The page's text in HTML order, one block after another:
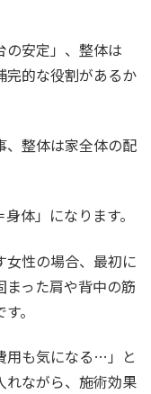
の安定」、整体は
完的な役割があるか
、整体は家全体の配
体」になります。
女性の場合、最初に
った肩や背中の筋
。
用も気になる…」と
れながら、施術効果